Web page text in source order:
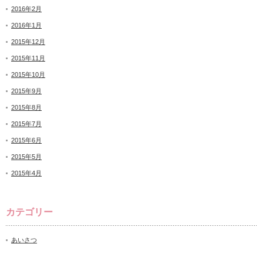
2016年2月
2016年1月
2015年12月
2015年11月
2015年10月
2015年9月
2015年8月
2015年7月
2015年6月
2015年5月
2015年4月
カテゴリー
あいさつ